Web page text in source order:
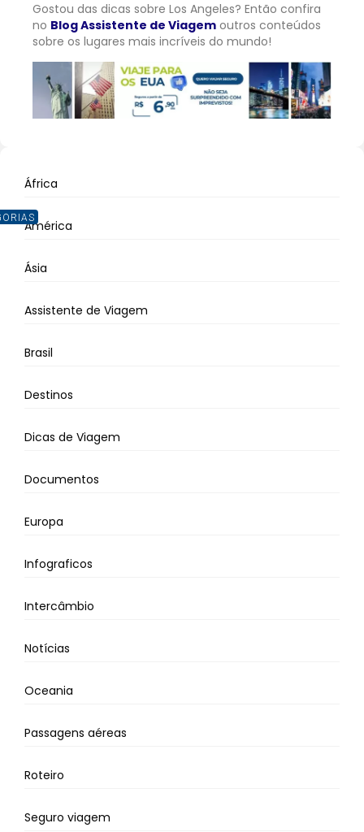
Gostou das dicas sobre Los Angeles? Então confira
no Blog Assistente de Viagem outros conteúdos
sobre os lugares mais incríveis do mundo!
África
América
Ásia
Assistente de Viagem
Brasil
Destinos
Dicas de Viagem
Documentos
Europa
Infograficos
Intercâmbio
Notícias
Oceania
Passagens aéreas
Roteiro
Seguro viagem